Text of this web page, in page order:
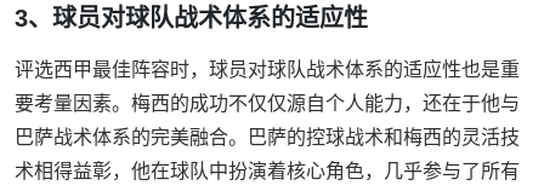
3、球员对球队战术体系的适应性
评选西甲最佳阵容时，球员对球队战术体系的适应性也是重
要考量因素。梅西的成功不仅仅源自个人能力，还在于他与
巴萨战术体系的完美融合。巴萨的控球战术和梅西的灵活技
术相得益彰，他在球队中扮演着核心角色，几乎参与了所有